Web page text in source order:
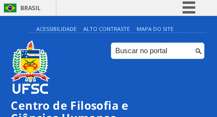
BRASIL
Simplifique!
Comunica BR
Participe
ACESSIBILIDADE ALTO CONTRASTE MAPA DO SITE
Centro de Filosofia e